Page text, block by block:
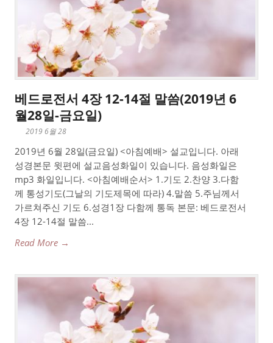
베드로전서 4장 12-14절 말씀(2019년 6
월28일-금요일)
2019 6월 28
2019년 6월 28일(금요일) <아침예배> 설교입니다. 아래
성경본문 윗편에 설교음성화일이 있습니다. 음성화일은
mp3 화일입니다. <아침예배순서> 1.기도 2.찬양 3.다함
께 통성기도(그날의 기도제목에 따라) 4.말씀 5.주님께서
가르쳐주신 기도 6.성경1장 다함께 통독 본문: 베드로전서
4장 12-14절 말씀...
Read More →